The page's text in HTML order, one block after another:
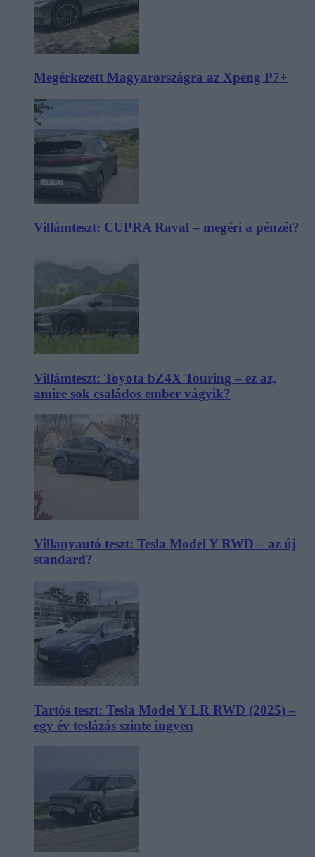
Megérkezett Magyarországra az Xpeng P7+
Villámteszt: CUPRA Raval – megéri a pénzét?
Villámteszt: Toyota bZ4X Touring – ez az,
amire sok családos ember vágyik?
Villanyautó teszt: Tesla Model Y RWD – az új
standard?
Tartós teszt: Tesla Model Y LR RWD (2025) –
egy év teslázás szinte ingyen